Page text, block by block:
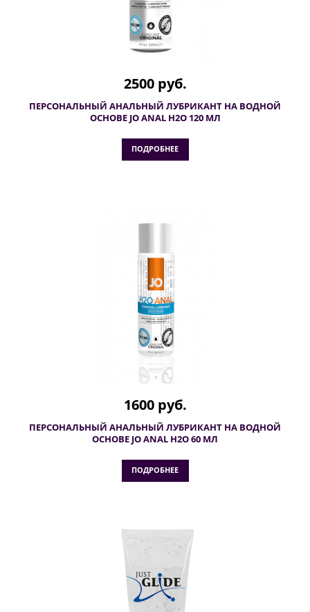
2500 руб.
ПЕРСОНАЛЬНЫЙ АНАЛЬНЫЙ ЛУБРИКАНТ НА ВОДНОЙ
ОСНОВЕ JO ANAL H2O 120 МЛ
ПОДРОБНЕЕ
1600 руб.
ПЕРСОНАЛЬНЫЙ АНАЛЬНЫЙ ЛУБРИКАНТ НА ВОДНОЙ
ОСНОВЕ JO ANAL H2O 60 МЛ
ПОДРОБНЕЕ